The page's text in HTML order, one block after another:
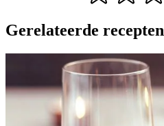
Gerelateerde recepten